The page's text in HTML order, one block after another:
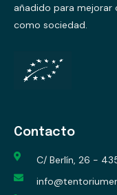
añadido para
como sociedad.
Contacto
C/ Berlín, 26 -